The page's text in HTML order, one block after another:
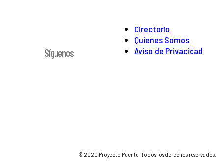
Directorio
Quienes Somos
Aviso de Privacidad
Síguenos
© 2020 Proyecto Puente. Todos los derechos reservados.